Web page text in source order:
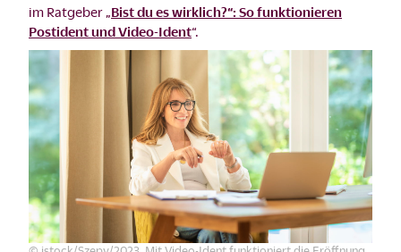
im Ratgeber „ Bist du es wirklich?“: So funktionieren
Postident und Video-Ident“.